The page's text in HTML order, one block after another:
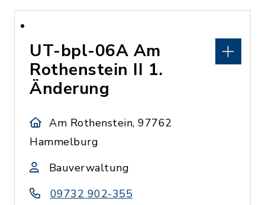
UT-bpl-06A Am
Rothenstein II 1.
Änderung
Am Rothenstein, 97762
Hammelburg
Bauverwaltung
09732 902-355